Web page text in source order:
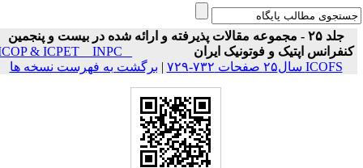
جلد ۲۵ - مجموعه مقالات پذیرفته و ارائه شده در بیست و پنجمین
کنفرانس اپتیک و فوتونیک ایران
ICOP & ICPET _ INPC _
ICOFS سال۲۵ صفحات ۷۳۲-۷۲۹
|برگشت به فهرست نسخه ها